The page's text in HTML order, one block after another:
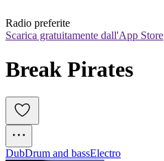
Radio preferite
Scarica gratuitamente dall'App Store
Break Pirates
DubDrum and bassElectro